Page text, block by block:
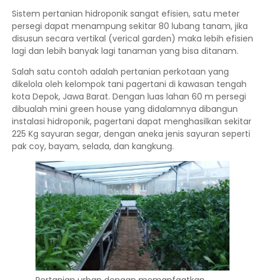
Sistem pertanian hidroponik sangat efisien, satu meter
persegi dapat menampung sekitar 80 lubang tanam, jika
disusun secara vertikal (verical garden) maka lebih efisien
lagi dan lebih banyak lagi tanaman yang bisa ditanam.
Salah satu contoh adalah pertanian perkotaan yang
dikelola oleh kelompok tani pagertani di kawasan tengah
kota Depok, Jawa Barat. Dengan luas lahan 60 m persegi
dibualah mini green house yang didalamnya dibangun
instalasi hidroponik, pagertani dapat menghasilkan sekitar
225 Kg sayuran segar, dengan aneka jenis sayuran seperti
pak coy, bayam, selada, dan kangkung.